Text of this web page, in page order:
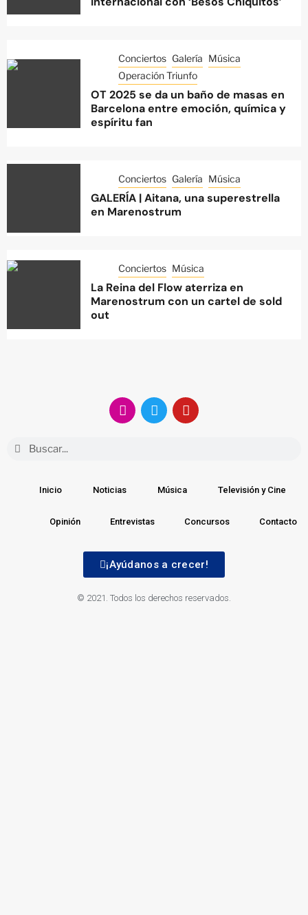
Conciertos Galería Música
Operación Triunfo
OT 2025 se da un baño de masas en
Barcelona entre emoción, química y
espíritu fan
Conciertos Galería Música
GALERÍA | Aitana, una superestrella
en Marenostrum
Conciertos Música
La Reina del Flow aterriza en
Marenostrum con un cartel de sold
out
Inicio Noticias Música Televisión y Cine
Opinión Entrevistas Concursos Contacto
¡Ayúdanos a crecer!
© 2021. Todos los derechos reservados.